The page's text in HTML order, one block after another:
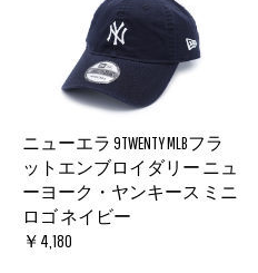
ニューエラ 9TWENTY MLBフラ
ットエンブロイダリー ニュ
ーヨーク・ヤンキース ミニ
ロゴ ネイビー
￥4,180